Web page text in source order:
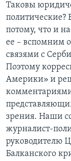
Таковы
политические?
потому, что и
ее – вспомним
связями с
Поэтому
Америки» и
зрения. Наши
журналист-
руководителю
Балканского